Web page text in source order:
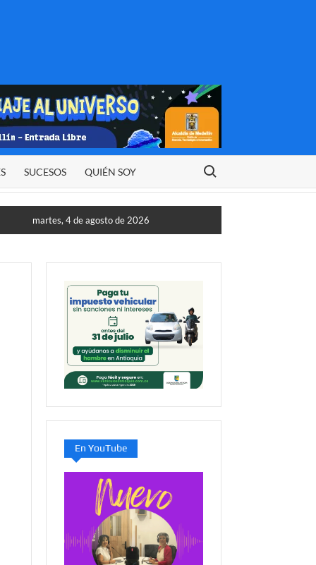
SUCESOS QUIÉN SOY
Buscar:
martes, 4 de agosto de 2026
En YouTube